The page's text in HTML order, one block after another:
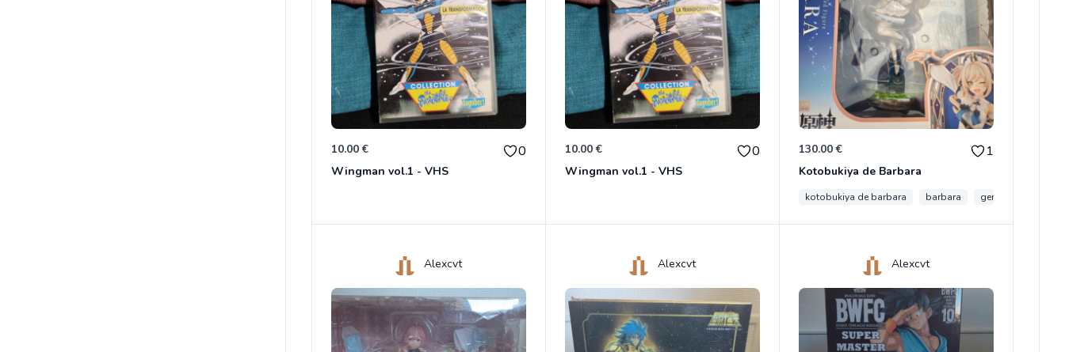
10.00 € 0
Wingman vol.1 - VHS
10.00 € 0
Wingman vol.1 - VHS
130.00 € 1
Kotobukiya de Barbara
kotobukiya de barbara barbara genshin impact
Alexcvt Alexcvt Alexcvt